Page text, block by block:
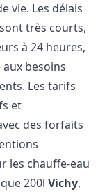
vie. Les délais
très courts,
à 24 heures,
besoins
Les tarifs
et
des forfaits
les chauffe-eau
200lVichy,